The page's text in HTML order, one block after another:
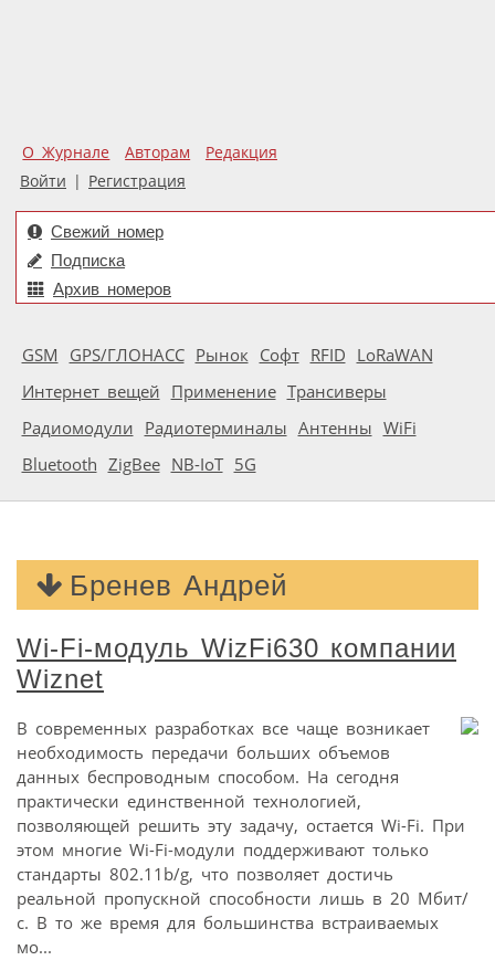
О Журнале Авторам
Редакция
Войти | Регистрация
Свежий номер
Подписка
Архив номеров
GSM GPS/ГЛОНАСС Рынок Софт RFID LoRaWAN
Интернет вещей Применение Трансиверы
Радиомодули Радиотерминалы Антенны WiFi
Bluetooth ZigBee NB-IoT 5G
Бренев Андрей
Wi-Fi-модуль WizFi630 компании
Wiznet
В современных разработках все чаще возникает
необходимость передачи больших объемов
данных беспроводным способом. На сегодня
практически единственной технологией,
позволяющей решить эту задачу, остается Wi-Fi. При
этом многие Wi-Fi-модули поддерживают только
стандарты 802.11b/g, что позволяет достичь
реальной пропускной способности лишь в 20 Мбит/
с. В то же время для большинства встраиваемых
мо...